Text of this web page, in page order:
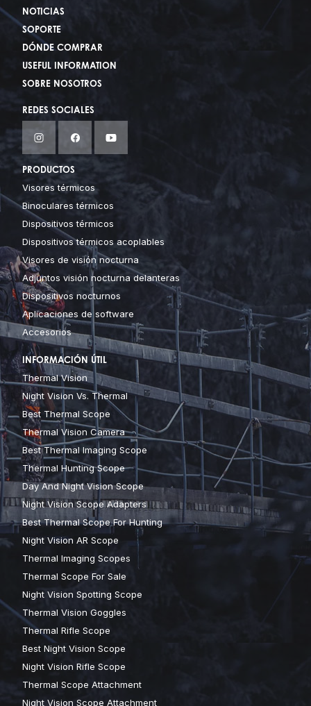
NOTICIAS
SOPORTE
DÓNDE COMPRAR
USEFUL INFORMATION
SOBRE NOSOTROS
REDES SOCIALES
PRODUCTOS
Visores térmicos
Binoculares térmicos
Dispositivos térmicos
Dispositivos térmicos acoplables
Visores de visión nocturna
Adjuntos visión nocturna delanteras
Dispositivos nocturnos
Aplicaciones de software
Accesorios
INFORMACIÓN ÚTIL
Thermal Vision
Night Vision Vs. Thermal
Best Thermal Scope
Thermal Vision Camera
Best Thermal Imaging Scope
Thermal Hunting Scope
Day And Night Vision Scope
Night Vision Scope Adapters
Best Thermal Scope For Hunting
Night Vision AR Scope
Thermal Imaging Scopes
Thermal Scope For Sale
Night Vision Spotting Scope
Thermal Vision Goggles
Thermal Rifle Scope
Best Night Vision Scope
Night Vision Rifle Scope
Thermal Scope Attachment
Night Vision Scope Attachment